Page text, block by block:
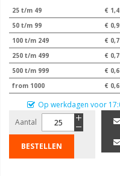
25 t/m 49
€
50 t/m 99
€
100 t/m 249
€
250 t/m 499
€
500 t/m 999
€
from 1000
€
Op werkdagen voor
Aantal
BESTELLEN